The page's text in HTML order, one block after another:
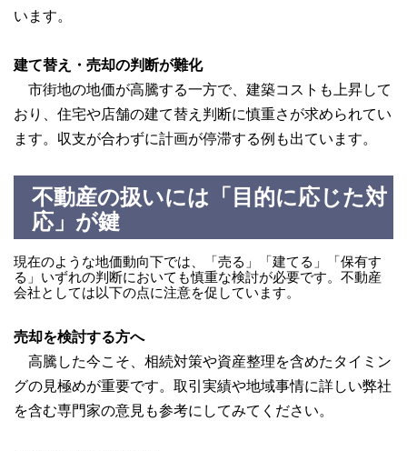
います。
建て替え・売却の判断が難化
市街地の地価が高騰する一方で、建築コストも上昇して
おり、住宅や店舗の建て替え判断に慎重さが求められてい
ます。収支が合わずに計画が停滞する例も出ています。
不動産の扱いには「目的に応じた対
応」が鍵
現在のような地価動向下では、「売る」「建てる」「保有す
る」いずれの判断においても慎重な検討が必要です。不動産
会社としては以下の点に注意を促しています。
売却を検討する方へ
高騰した今こそ、相続対策や資産整理を含めたタイミン
グの見極めが重要です。取引実績や地域事情に詳しい弊社
を含む専門家の意見も参考にしてみてください。